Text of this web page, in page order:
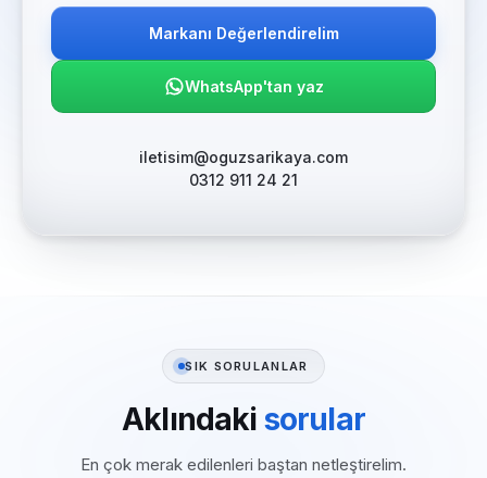
Markanı Değerlendirelim
WhatsApp'tan yaz
iletisim@oguzsarikaya.com
0312 911 24 21
SIK SORULANLAR
Aklındaki sorular
En çok merak edilenleri baştan netleştirelim.